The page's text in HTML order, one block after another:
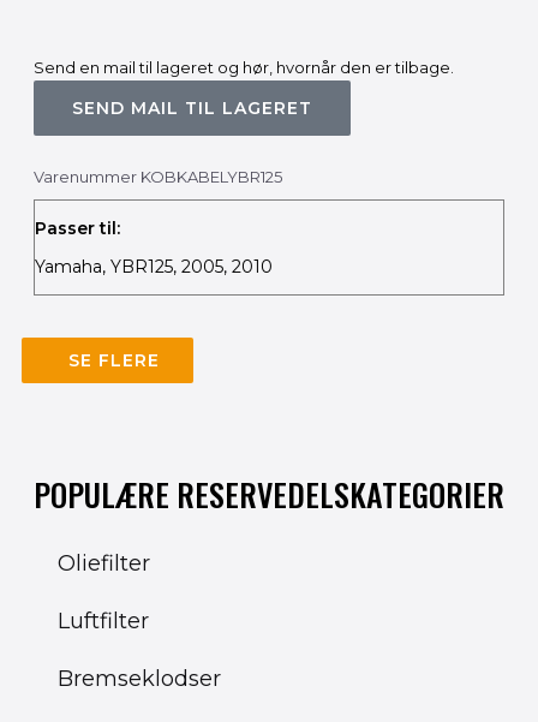
Send en mail til lageret og hør, hvornår den er tilbage.
SEND MAIL TIL LAGERET
Varenummer KOBKABELYBR125
Passer til:
Yamaha, YBR125, 2005, 2010
SE FLERE
POPULÆRE RESERVEDELSKATEGORIER
Oliefilter
Luftfilter
Bremseklodser